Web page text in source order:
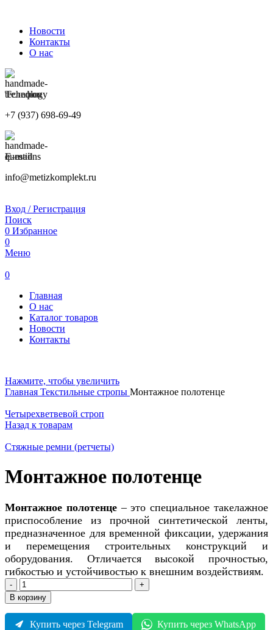
Новости
Контакты
О нас
Телефон
+7 (937) 698-69-49
E-mail
info@metizkomplekt.ru
Вход / Регистрация
Поиск
0 Избранное
0
Меню
0
Главная
О нас
Каталог товаров
Новости
Контакты
Нажмите, чтобы увеличить
Главная Текстильные стропы Монтажное полотенце
Четырехветвевой строп
Назад к товарам
Стяжные ремни (ретчеты)
Монтажное полотенце
Монтажное полотенце– это специальное такелажное
приспособление из прочной синтетической ленты,
предназначенное для временной фиксации, удержания
и перемещения строительных конструкций и
оборудования. Отличается высокой прочностью,
гибкостью и устойчивостью к внешним воздействиям.
Количество
товара
Монтажное
полотенце
В корзину
Купить через Telegram
Купить через WhatsApp